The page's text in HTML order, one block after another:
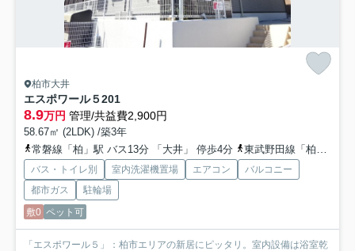
柏市大井
エスポワール５201
8.9万円 管理/共益費2,900円
58.67㎡ (2LDK) /築3年
常磐線「柏」駅 バス13分 「大井」 停歩4分
東武野田線「柏」駅 バス13分 「大井」 停歩4分
バス・トイレ別 室内洗濯機置場 エアコン
バルコニー
都市ガス
駐輪場
敷0 ペット可
「エスポワール５」：柏市エリアの新居にピッタリ。室内設備は浴室乾